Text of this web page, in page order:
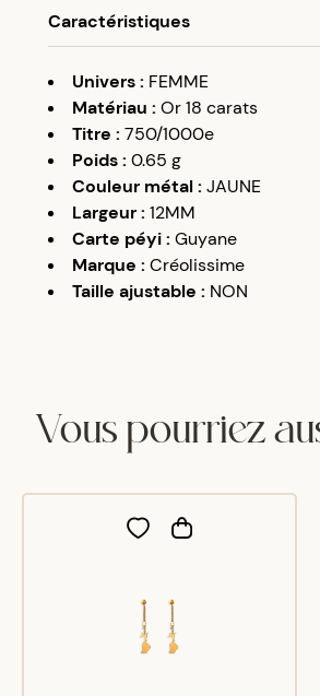
Caractéristiques
Univers: FEMME
Matériau : Or 18 carats
Titre : 750/1000e
Poids: 0.65 g
Couleur métal: JAUNE
Largeur: 12MM
Carte péyi: Guyane
Marque : Créolissime
Taille ajustable : NON
Vous pourriez